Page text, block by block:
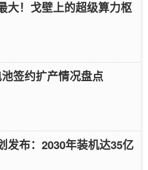
大！戈壁上的超级算力枢
签约扩产情况盘点
发布：2030年装机达35亿